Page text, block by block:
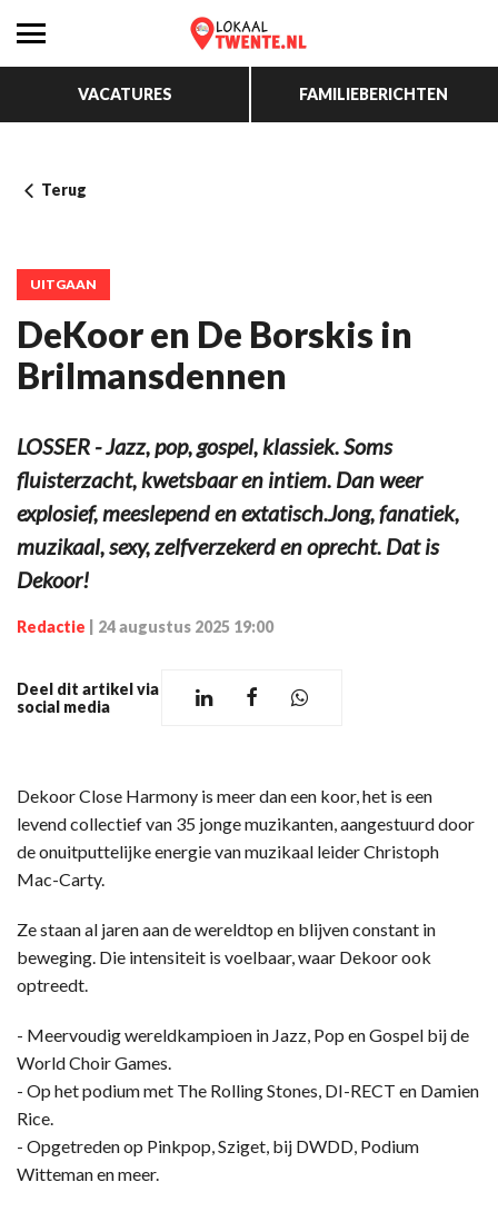
VACATURES FAMILIEBERICHTEN
Terug
UITGAAN
DeKoor en De Borskis in
Brilmansdennen
LOSSER - Jazz, pop, gospel, klassiek. Soms
fluisterzacht, kwetsbaar en intiem. Dan weer
explosief, meeslepend en extatisch.Jong, fanatiek,
muzikaal, sexy, zelfverzekerd en oprecht. Dat is
Dekoor!
Redactie 24 augustus 2025 19:00
Deel dit artikel via
social media
Dekoor Close Harmony is meer dan een koor, het is een
levend collectief van 35 jonge muzikanten, aangestuurd door
de onuitputtelijke energie van muzikaal leider Christoph
Mac-Carty.
Ze staan al jaren aan de wereldtop en blijven constant in
beweging. Die intensiteit is voelbaar, waar Dekoor ook
optreedt.
- Meervoudig wereldkampioen in Jazz, Pop en Gospel bij de
World Choir Games.
- Op het podium met The Rolling Stones, DI-RECT en Damien
Rice.
- Opgetreden op Pinkpop, Sziget, bij DWDD, Podium
Witteman en meer.